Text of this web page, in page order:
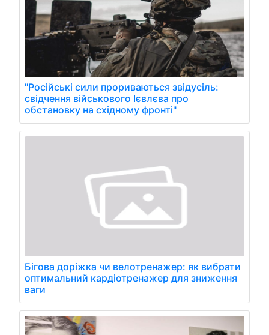
"Російські сили прориваються звідусіль:
свідчення військового Ієвлєва про
обстановку на східному фронті"
Бігова доріжка чи велотренажер: як вибрати
оптимальний кардіотренажер для зниження
ваги